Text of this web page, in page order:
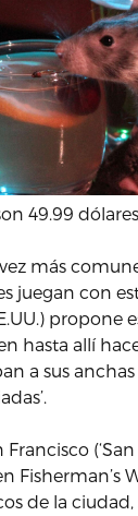
49.99
más
juegan con
propone
hasta allí
a sus
Fisherman’s
de la